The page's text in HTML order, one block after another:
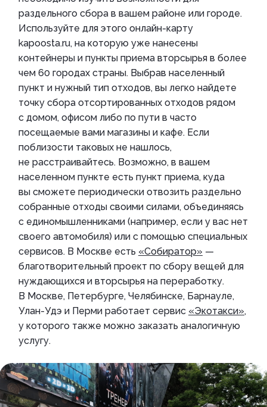
раздельного сбора в вашем районе или городе.
Используйте для этого онлайн-карту
kapoosta.ru, на которую уже нанесены
контейнеры и пункты приема вторсырья в более
чем 60 городах страны. Выбрав населенный
пункт и нужный тип отходов, вы легко найдете
точку сбора отсортированных отходов рядом
с домом, офисом либо по пути в часто
посещаемые вами магазины и кафе. Если
поблизости таковых не нашлось,
не расстраивайтесь. Возможно, в вашем
населенном пункте есть пункт приема, куда
вы сможете периодически отвозить раздельно
собранные отходы своими силами, объединяясь
с единомышленниками (например, если у вас нет
своего автомобиля) или с помощью специальных
сервисов. В Москве есть «Собиратор» —
благотворительный проект по сбору вещей для
нуждающихся и вторсырья на переработку.
В Москве, Петербурге, Челябинске, Барнауле,
Улан-Удэ и Перми работает сервис «Экотакси»,
у которого также можно заказать аналогичную
услугу.